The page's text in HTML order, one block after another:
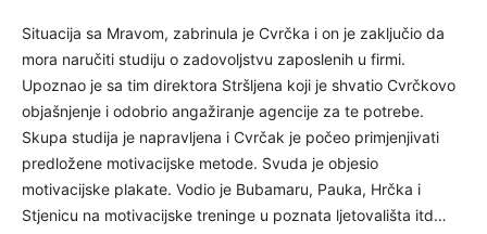
Situacija sa Mravom, zabrinula je Cvrčka i on je zaključio da
mora naručiti studiju o zadovoljstvu zaposlenih u firmi.
Upoznao je sa tim direktora Stršljena koji je shvatio Cvrčkovo
objašnjenje i odobrio angažiranje agencije za te potrebe.
Skupa studija je napravljena i Cvrčak je počeo primjenjivati
predložene motivacijske metode. Svuda je objesio
motivacijske plakate. Vodio je Bubamaru, Pauka, Hrčka i
Stjenicu na motivacijske treninge u poznata ljetovališta itd…